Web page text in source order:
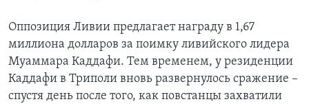
Оппозиция Ливии предлагает награду в 1,67
миллиона долларов за поимку ливийского лидера
Муаммара Каддафи. Тем временем, у резиденции
Каддафи в Триполи вновь развернулось сражение –
спустя день после того, как повстанцы захватили